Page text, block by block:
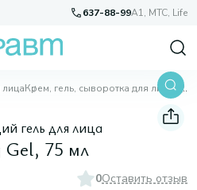
637-88-99A1, МТС, Life
Крем, гель, сыворотка для лица Gentle Exfoliating Gel, 75 мл
гель для лица
75 мл
0Оставить отзыв